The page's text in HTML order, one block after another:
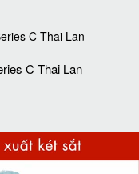
C Thai Lan